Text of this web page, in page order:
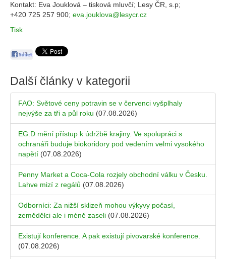
Kontakt: Eva Jouklová – tisková mluvčí; Lesy ČR, s.p;
+420 725 257 900; eva.jouklova@lesycr.cz
Tisk
Další články v kategorii
FAO: Světové ceny potravin se v červenci vyšplhaly
nejvýše za tři a půl roku (07.08.2026)
EG.D mění přístup k údržbě krajiny. Ve spolupráci s
ochranáři buduje biokoridory pod vedením velmi vysokého
napětí (07.08.2026)
Penny Market a Coca-Cola rozjely obchodní válku v Česku.
Lahve mizí z regálů (07.08.2026)
Odborníci: Za nižší sklizeň mohou výkyvy počasí,
zemědělci ale i méně zaseli (07.08.2026)
Existují konference. A pak existují pivovarské konference.
(07.08.2026)